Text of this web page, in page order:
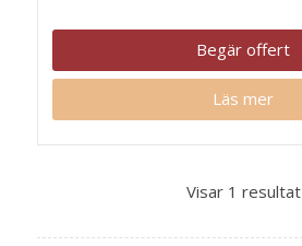
Begär offert
Läs mer
Visar 1 resultat